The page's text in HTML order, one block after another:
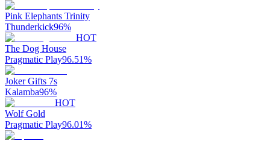
Pink Elephants Trinity
Thunderkick96%
HOT
The Dog House
Pragmatic Play96.51%
Joker Gifts 7s
Kalamba96%
HOT
Wolf Gold
Pragmatic Play96.01%